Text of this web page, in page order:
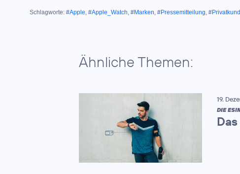
Schlagworte: #Apple, #Apple_Watch, #Marken, #Pressemitteilung,
Ähnliche Themen:
19.
DIE